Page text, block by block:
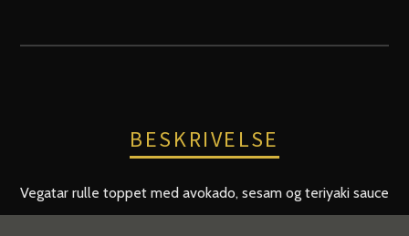
antal
BESKRIVELSE
Vegatar rulle toppet med avokado, sesam og teriyaki sauce